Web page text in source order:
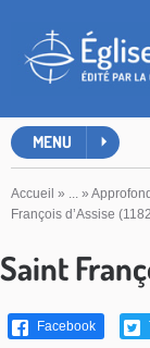
MENU
Accueil » ... »
François d’Assise
Saint
Facebook